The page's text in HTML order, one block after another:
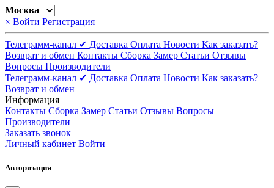
Москва
× Войти Регистрация
Телеграмм-канал ✔ Доставка Оплата Новости Как заказать?
Возврат и обмен Контакты Сборка Замер Статьи Отзывы
Вопросы Производители
Телеграмм-канал ✔ Доставка Оплата Новости Как заказать?
Возврат и обмен
Информация
Контакты Сборка Замер Статьи Отзывы Вопросы
Производители
Заказать звонок
Личный кабинет Войти
Авторизация